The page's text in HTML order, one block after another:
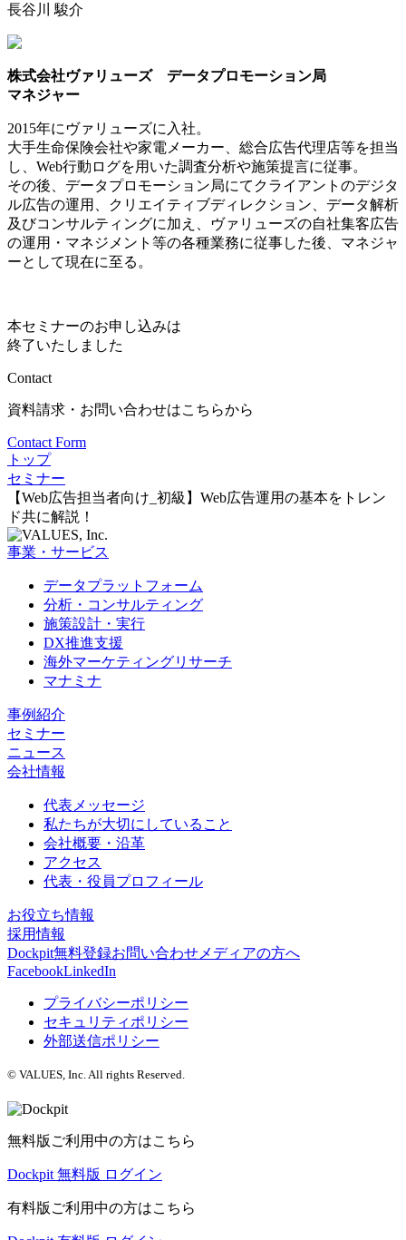
長谷川 駿介
株式会社ヴァリューズ データプロモーション局
マネジャー
2015年にヴァリューズに入社。
大手生命保険会社や家電メーカー、総合広告代理店等を担当
し、Web行動ログを用いた調査分析や施策提言に従事。
その後、データプロモーション局にてクライアントのデジタ
ル広告の運用、クリエイティブディレクション、データ解析
及びコンサルティングに加え、ヴァリューズの自社集客広告
の運用・マネジメント等の各種業務に従事した後、マネジャ
ーとして現在に至る。
本セミナーのお申し込みは
終了いたしました
Contact
資料請求・お問い合わせはこちらから
Contact Form
トップ
セミナー
【Web広告担当者向け_初級】Web広告運用の基本をトレン
ド共に解説！
事業・サービス
データプラットフォーム
分析・コンサルティング
施策設計・実行
DX推進支援
海外マーケティングリサーチ
マナミナ
事例紹介
セミナー
ニュース
会社情報
代表メッセージ
私たちが大切にしていること
会社概要・沿革
アクセス
代表・役員プロフィール
お役立ち情報
採用情報
Dockpit無料登録お問い合わせ メディアの方へ
FacebookLinkedIn
プライバシーポリシー
セキュリティポリシー
外部送信ポリシー
© VALUES, Inc. All rights Reserved.
無料版ご利用中の方はこちら
Dockpit 無料版 ログイン
有料版ご利用中の方はこちら